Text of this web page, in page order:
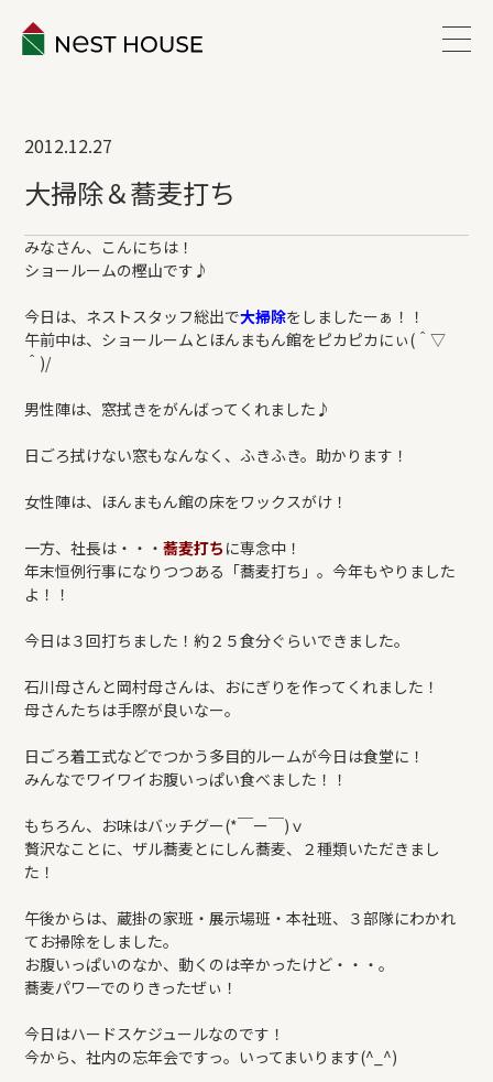
ABOUT
WORKS
LINEUP
ESTATE
BLOG
COMPANY
モデルハウス来場予約
新築住宅のお問い合わせ
リフォームのお問い合わせ
2012.12.27
大掃除＆蕎麦打ち
みなさん、こんにちは！
ショールームの樫山です♪
今日は、ネストスタッフ総出で大掃除をしましたーぁ！！
午前中は、ショールームとほんまもん館をピカピカにぃ(＾▽
＾)/
男性陣は、窓拭きをがんばってくれました♪
日ごろ拭けない窓もなんなく、ふきふき。助かります！
女性陣は、ほんまもん館の床をワックスがけ！
一方、社長は・・・蕎麦打ち に専念中！
年末恒例行事になりつつある「蕎麦打ち」。今年もやりました
よ！！
今日は３回打ちました！約２５食分ぐらいできました。
石川母さんと岡村母さんは、おにぎりを作ってくれました！
母さんたちは手際が良いなー。
日ごろ着工式などでつかう多目的ルームが今日は食堂に！
みんなでワイワイお腹いっぱい食べました！！
もちろん、お味はバッチグー(*￣ー￣)ｖ
贅沢なことに、ザル蕎麦とにしん蕎麦、２種類いただきまし
た！
午後からは、蔵掛の家班・展示場班・本社班、３部隊にわかれ
てお掃除をしました。
お腹いっぱいのなか、動くのは辛かったけど・・・。
蕎麦パワーでのりきったぜぃ！
今日はハードスケジュールなのです！
今から、社内の忘年会ですっ。いってまいります(^_^)